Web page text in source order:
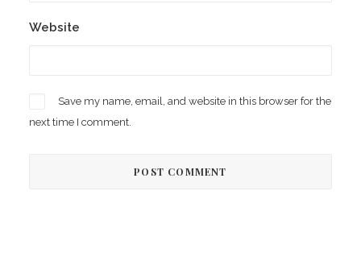
Website
Save my name, email, and website in this browser for the
next time I comment.